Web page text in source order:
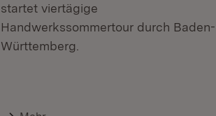
startet viertägige
Handwerkssommertour durch Baden-
Württemberg.